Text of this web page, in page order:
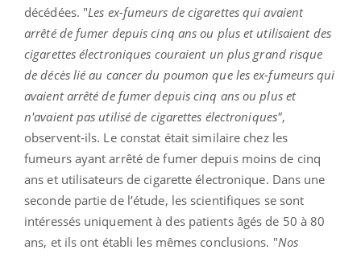
décédées. "Les ex-fumeurs de cigarettes qui avaient
arrêté de fumer depuis cinq ans ou plus et utilisaient des
cigarettes électroniques couraient un plus grand risque
de décès lié au cancer du poumon que les ex-fumeurs qui
avaient arrêté de fumer depuis cinq ans ou plus et
n'avaient pas utilisé de cigarettes électroniques",
observent-ils. Le constat était similaire chez les
fumeurs ayant arrêté de fumer depuis moins de cinq
ans et utilisateurs de cigarette électronique. Dans une
seconde partie de l’étude, les scientifiques se sont
intéressés uniquement à des patients âgés de 50 à 80
ans, et ils ont établi les mêmes conclusions. "Nos